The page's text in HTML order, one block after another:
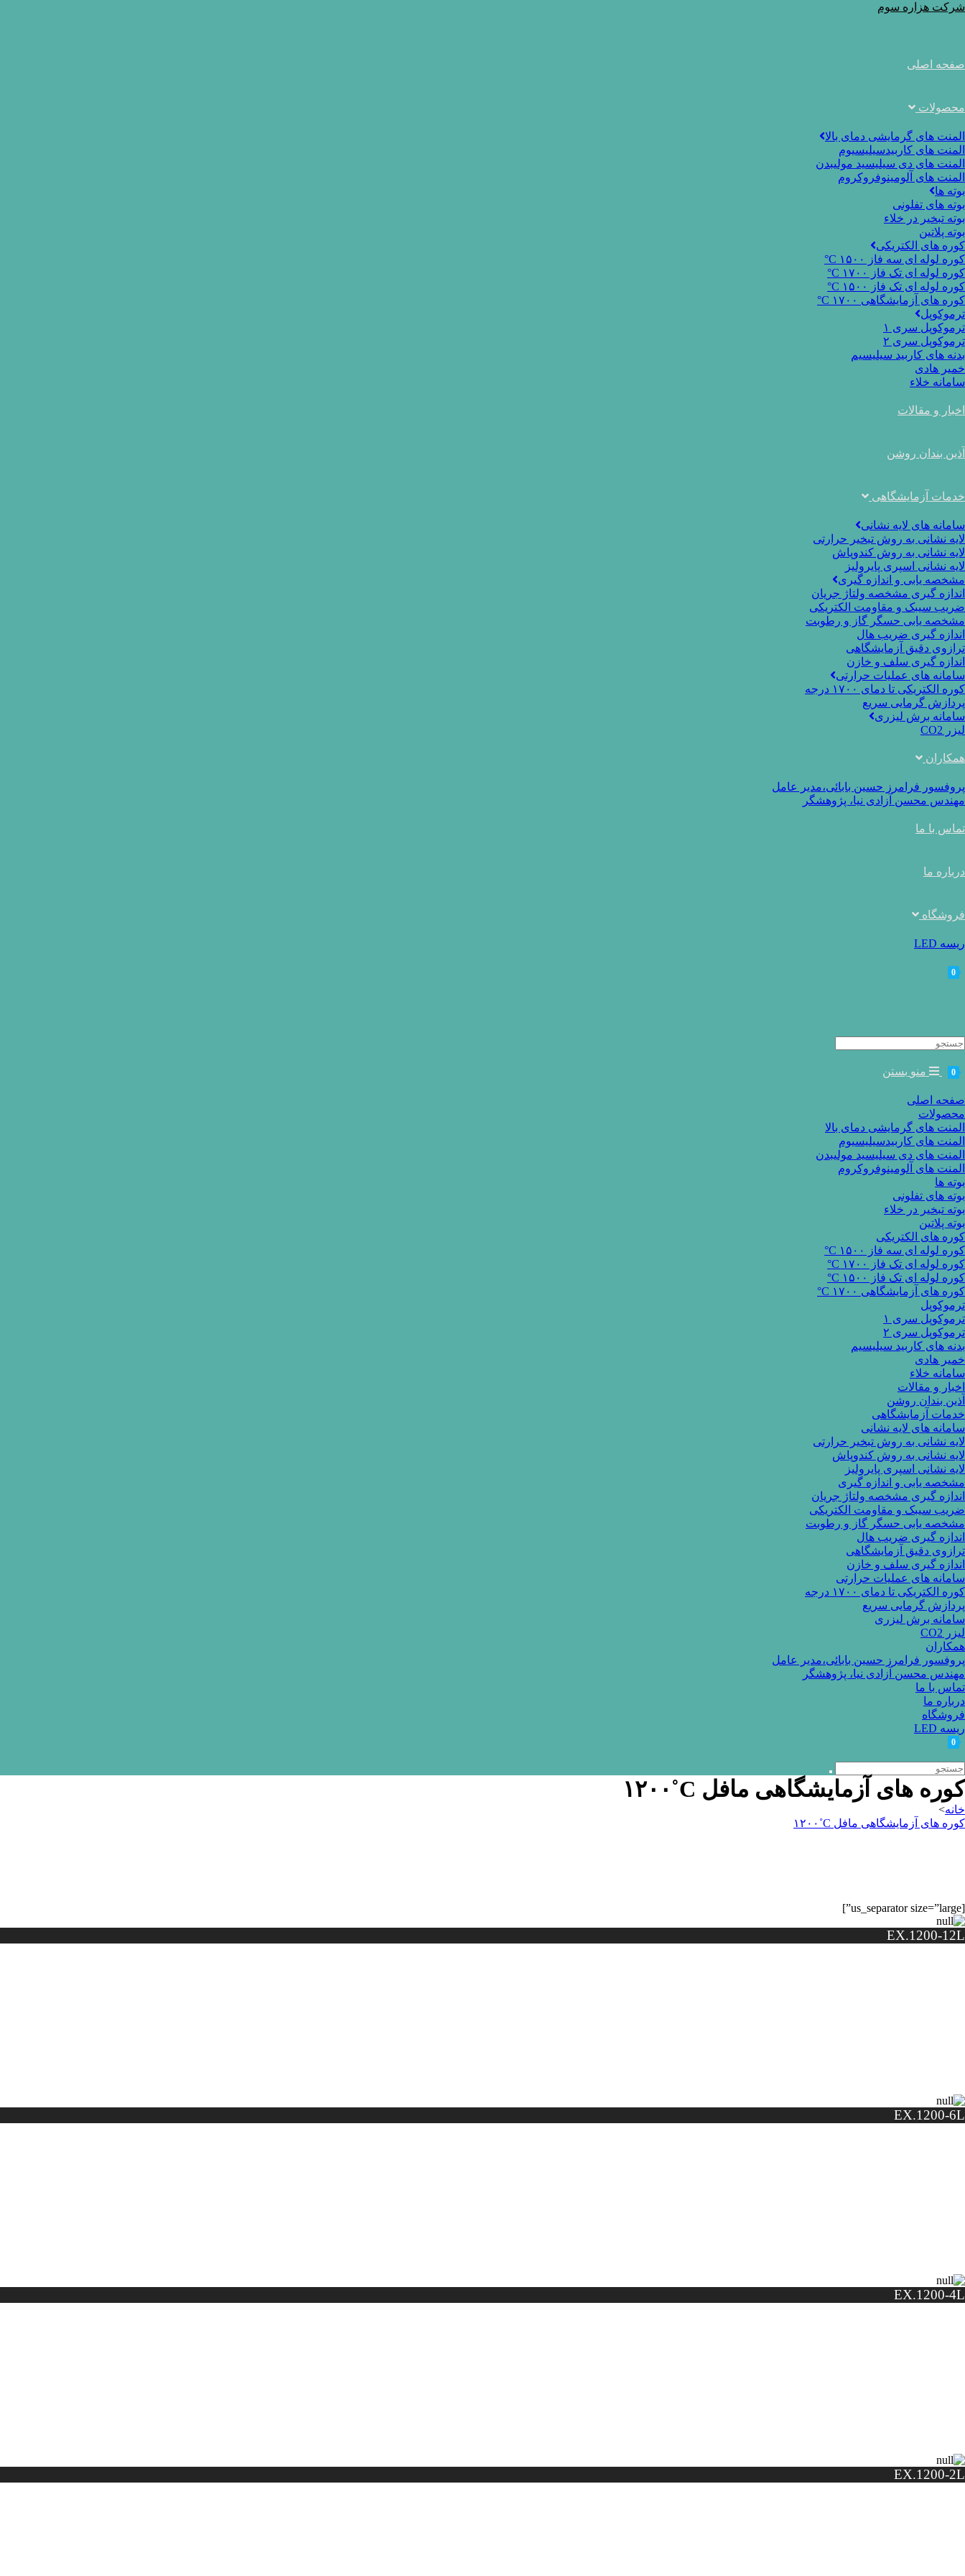
Skip
شرکت هزاره سوم
صفحه اصلی
محصولات
المنت های گرمایشی دمای بالا
المنت های کاربیدسیلیسیوم
المنت های دی سیلیسید مولیبدن
المنت های آلومینوفروکروم
بوته ها
بوته های تفلونی
بوته تبخیر در خلاء
بوته پلاتین
کوره های الکتریکی
کوره لوله ای سه فاز ۱۵۰۰ C°
کوره لوله ای تک فاز ۱۷۰۰ C°
کوره لوله ای تک فاز ۱۵۰۰ C°
کوره های آزمایشگاهی ۱۷۰۰ C°
ترموکوپل
ترموکوپل سری ۱
ترموکوپل سری ۲
بدنه های کاربید سیلیسیم
خمیر هادی
سامانه خلاء
اخبار و مقالات
آذین بندان روشن
خدمات آزمایشگاهی
سامانه های لایه نشانی
لایه نشانی به روش تبخیر حرارتی
لایه نشانی به روش کندوپاش
لایه نشانی اسپری پایرولیز
مشخصه یابی و اندازه گیری
اندازه گیری مشخصه ولتاژ جریان
ضریب سیبک و مقاومت الکتریکی
مشخصه یابی حسگر گاز و رطوبت
اندازه گیری ضریب هال
ترازوی دقیق آزمایشگاهی
اندازه گیری سلف و خازن
سامانه های عملیات حرارتی
کوره الکتریکی تا دمای ۱۷۰۰ درجه
پردازش گرمایی سریع
سامانه برش لیزری
لیزر CO2
همکاران
پروفسور فرامرز حسین بابائی،مدیر عامل
مهندس محسن آزادی نیا، پژوهشگر
تماس با ما
درباره ما
فروشگاه
ریسه LED
0
Search
0 منو بستن
صفحه اصلی
محصولات
المنت های گرمایشی دمای بالا
المنت های کاربیدسیلیسیوم
المنت های دی سیلیسید مولیبدن
المنت های آلومینوفروکروم
بوته ها
بوته های تفلونی
بوته تبخیر در خلاء
بوته پلاتین
کوره های الکتریکی
کوره لوله ای سه فاز ۱۵۰۰ C°
کوره لوله ای تک فاز ۱۷۰۰ C°
کوره لوله ای تک فاز ۱۵۰۰ C°
کوره های آزمایشگاهی ۱۷۰۰ C°
ترموکوپل
ترموکوپل سری ۱
ترموکوپل سری ۲
بدنه های کاربید سیلیسیم
خمیر هادی
سامانه خلاء
اخبار و مقالات
آذین بندان روشن
خدمات آزمایشگاهی
سامانه های لایه نشانی
لایه نشانی به روش تبخیر حرارتی
لایه نشانی به روش کندوپاش
لایه نشانی اسپری پایرولیز
مشخصه یابی و اندازه گیری
اندازه گیری مشخصه ولتاژ جریان
ضریب سیبک و مقاومت الکتریکی
مشخصه یابی حسگر گاز و رطوبت
اندازه گیری ضریب هال
ترازوی دقیق آزمایشگاهی
اندازه گیری سلف و خازن
سامانه های عملیات حرارتی
کوره الکتریکی تا دمای ۱۷۰۰ درجه
پردازش گرمایی سریع
سامانه برش لیزری
لیزر CO2
همکاران
پروفسور فرامرز حسین بابائی،مدیر عامل
مهندس محسن آزادی نیا، پژوهشگر
تماس با ما
درباره ما
فروشگاه
ریسه LED
0
کوره های آزمایشگاهی مافل ‎۱۲۰۰˚C
خانه>
کوره های آزمایشگاهی مافل ‎۱۲۰۰˚C
[us_separator size=”large”]
EX.1200-12L
EX.1200-6L
EX.1200-4L
EX.1200-2L